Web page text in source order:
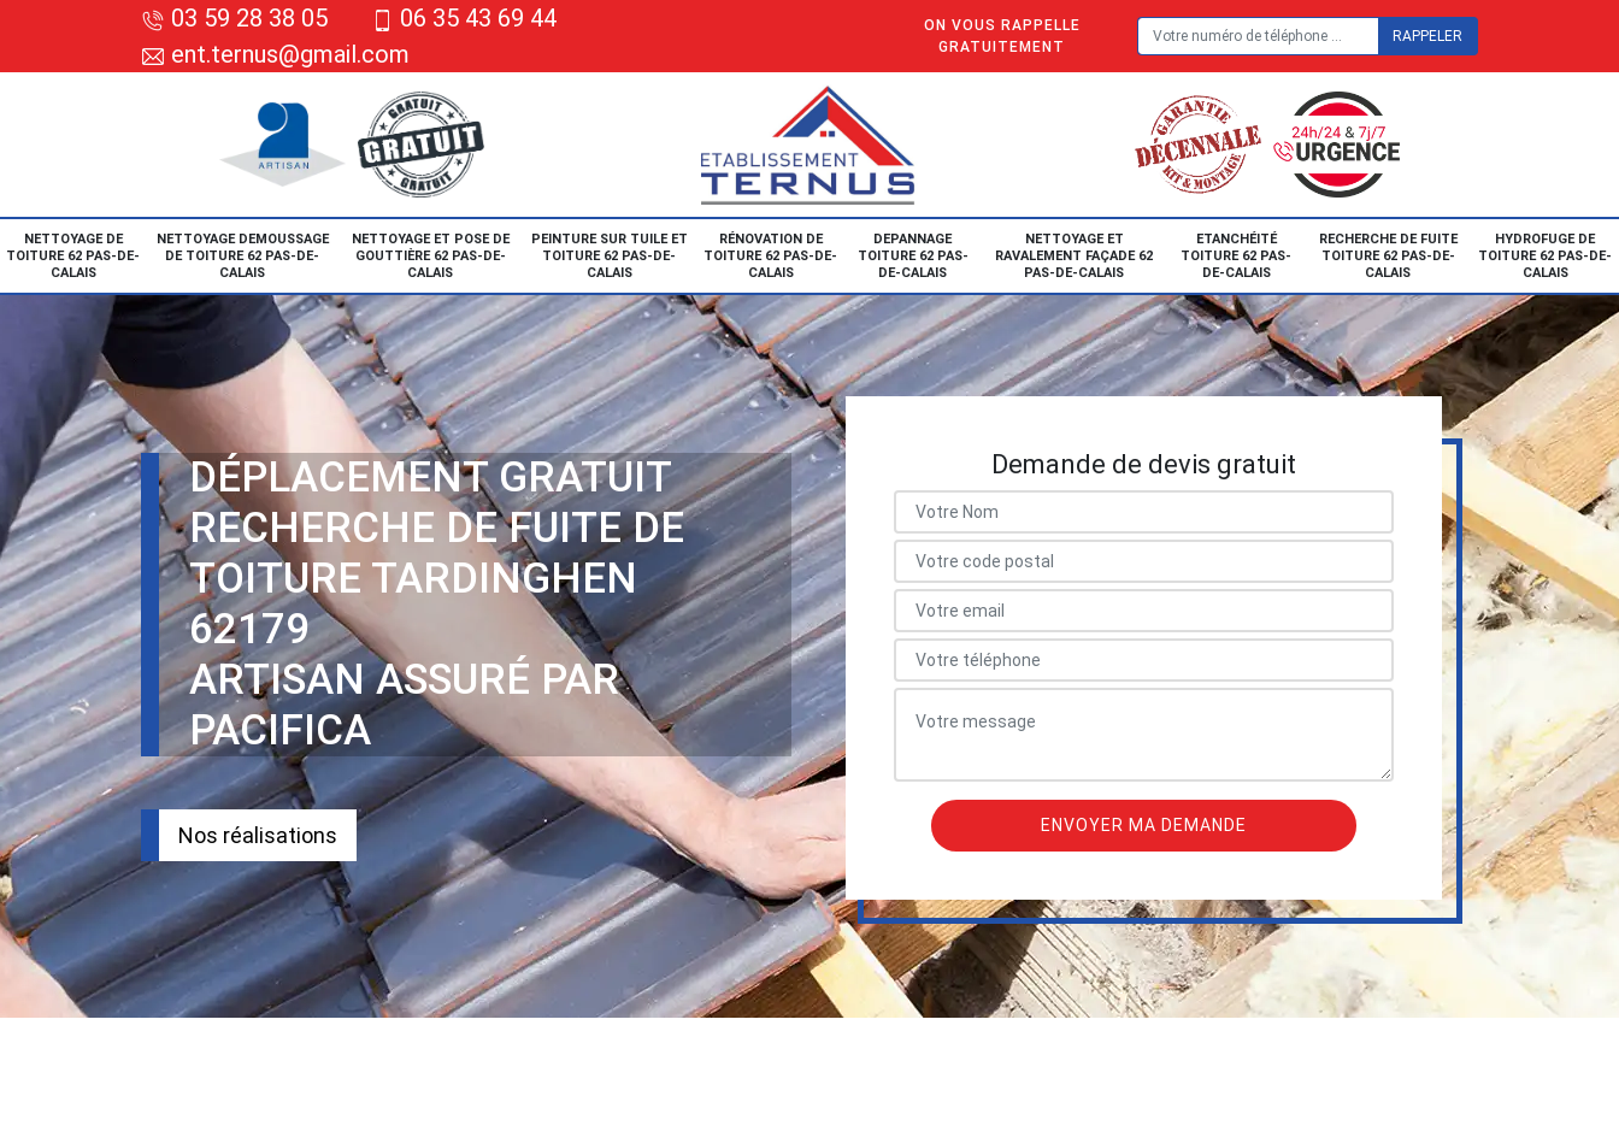
03 59 28 38 05
06 35 43 69 44
ent.ternus@gmail.com
ON VOUS RAPPELLE
GRATUITEMENT
NETTOYAGE DE
TOITURE 62 PAS-DE-
CALAIS
NETTOYAGE DEMOUSSAGE
DE TOITURE 62 PAS-DE-
CALAIS
NETTOYAGE ET POSE DE
GOUTTIÈRE 62 PAS-DE-
CALAIS
PEINTURE SUR TUILE ET
TOITURE 62 PAS-DE-
CALAIS
RÉNOVATION DE
TOITURE 62 PAS-DE-
CALAIS
DEPANNAGE
TOITURE 62 PAS-
DE-CALAIS
NETTOYAGE ET
RAVALEMENT FAÇADE 62
PAS-DE-CALAIS
ETANCHÉITÉ
TOITURE 62 PAS-
DE-CALAIS
RECHERCHE DE FUITE
TOITURE 62 PAS-DE-
CALAIS
HYDROFUGE DE
TOITURE 62 PAS-DE-
CALAIS
DÉPLACEMENT GRATUIT
RECHERCHE DE FUITE DE
TOITURE TARDINGHEN
62179
ARTISAN ASSURÉ PAR
PACIFICA
Nos réalisations
Demande de devis gratuit